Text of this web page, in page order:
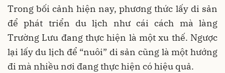
Trong bối cảnh hiện nay, phương thức lấy di sản
để phát triển du lịch như cái cách mà làng
Trường Lưu đang thực hiện là một xu thế. Ngược
lại lấy du lịch để “nuôi” di sản cũng là một hướng
đi mà nhiều nơi đang thực hiện có hiệu quả.